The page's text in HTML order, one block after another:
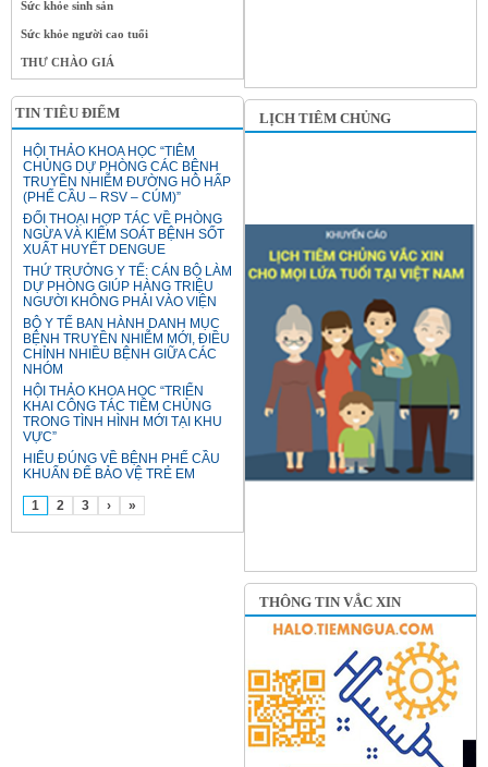
Sức khỏe sinh sản
Sức khỏe người cao tuổi
THƯ CHÀO GIÁ
TIN TIÊU ĐIỂM
HỘI THẢO KHOA HỌC “TIÊM
CHỦNG DỰ PHÒNG CÁC BỆNH
TRUYỀN NHIỄM ĐƯỜNG HÔ HẤP
(PHẾ CẦU – RSV – CÚM)”
ĐỐI THOẠI HỢP TÁC VỀ PHÒNG
NGỪA VÀ KIỂM SOÁT BỆNH SỐT
XUẤT HUYẾT DENGUE
THỨ TRƯỞNG Y TẾ: CÁN BỘ LÀM
DỰ PHÒNG GIÚP HÀNG TRIỆU
NGƯỜI KHÔNG PHẢI VÀO VIỆN
BỘ Y TẾ BAN HÀNH DANH MỤC
BỆNH TRUYỀN NHIỄM MỚI, ĐIỀU
CHỈNH NHIỀU BỆNH GIỮA CÁC
NHÓM
HỘI THẢO KHOA HỌC “TRIỂN
KHAI CÔNG TÁC TIÊM CHỦNG
TRONG TÌNH HÌNH MỚI TẠI KHU
VỰC”
HIỂU ĐÚNG VỀ BỆNH PHẾ CẦU
KHUẨN ĐỂ BẢO VỆ TRẺ EM
1 2 3 › »
LỊCH TIÊM CHỦNG
THÔNG TIN VẮC XIN